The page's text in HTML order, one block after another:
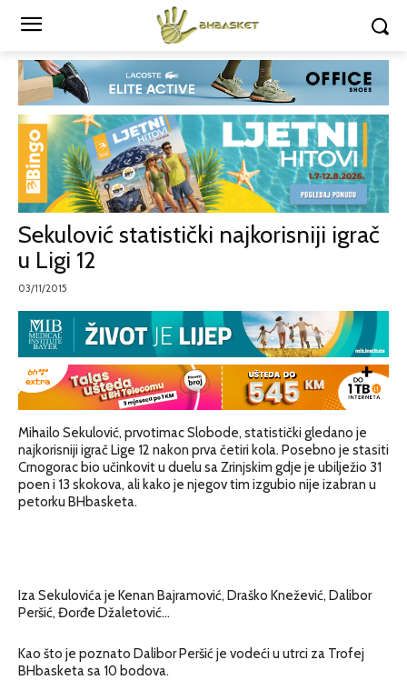
Sekulović statistički najkorisniji igrač
u Ligi 12
03/11/2015
Mihailo Sekulović, prvotimac Slobode, statistički gledano je
najkorisniji igrač Lige 12 nakon prva četiri kola. Posebno je stasiti
Crnogorac bio učinkovit u duelu sa Zrinjskim gdje je ubilježio 31
poen i 13 skokova, ali kako je njegov tim izgubio nije izabran u
petorku BHbasketa.
Iza Sekulovića je Kenan Bajramović, Draško Knežević, Dalibor
Peršić, Đorđe Džaletović…
Kao što je poznato Dalibor Peršić je vodeći u utrci za Trofej
BHbasketa sa 10 bodova.